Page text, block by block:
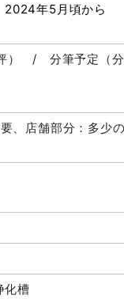
年5月頃から
） / 分筆予定（分
、店舗部分：多少
槽